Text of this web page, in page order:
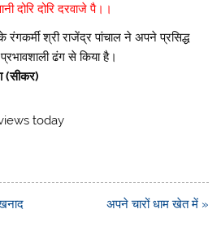
दोरि दोरि दरवाजे पै।।
रंगकर्मी श्री राजेंद्र पांचाल ने अपने प्रसिद्ध
ढंग से किया है।
(सीकर)
today
अपने चारों धाम खेत में »